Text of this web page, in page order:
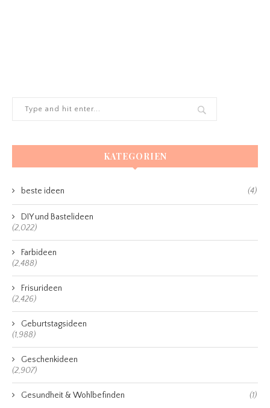
KATEGORIEN
beste ideen (4)
DIY und Bastelideen
(2,022)
Farbideen
(2,488)
Frisurideen
(2,426)
Geburtstagsideen
(1,988)
Geschenkideen
(2,907)
Gesundheit & Wohlbefinden (1)